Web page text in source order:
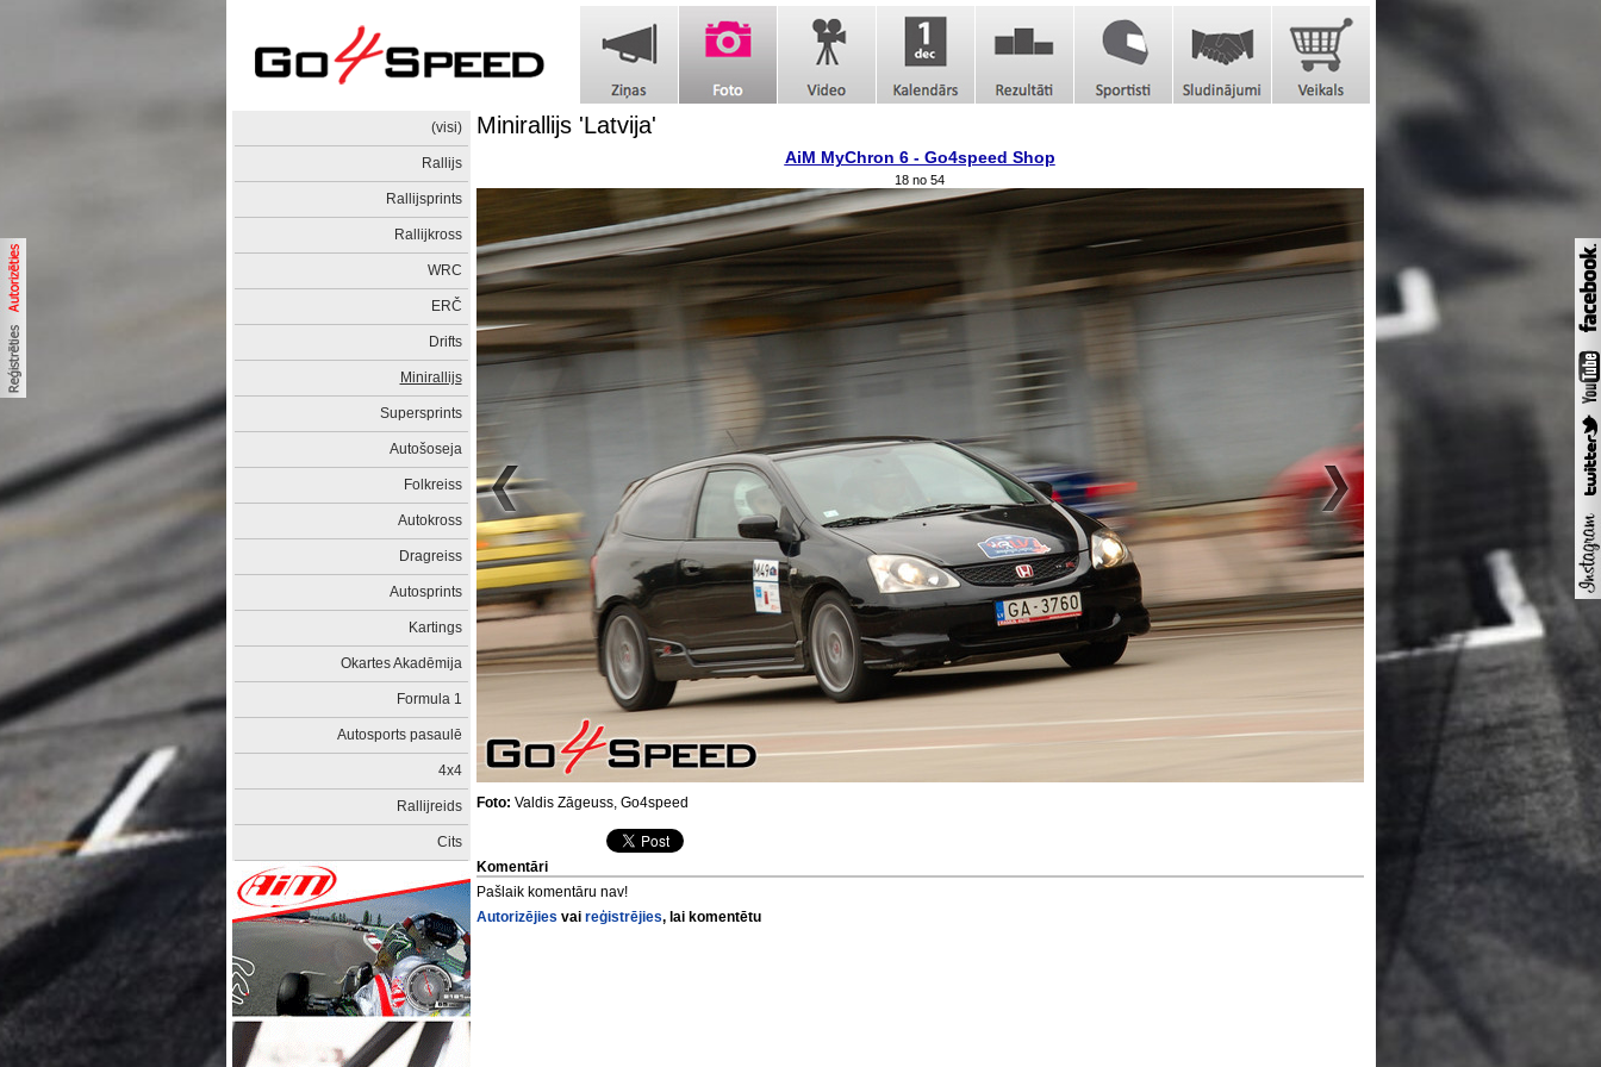
(visi)
Rallijs
Rallijsprints
Rallijkross
WRC
ERČ
Drifts
Minirallijs
Supersprints
Autošoseja
Folkreiss
Autokross
Dragreiss
Autosprints
Kartings
Okartes Akadēmija
Formula 1
Autosports pasaulē
4x4
Rallijreids
Cits
Minirallijs 'Latvija'
AiM MyChron 6 - Go4speed Shop
18 no 54
Foto: Valdis Zāgeuss, Go4speed
Komentāri
Pašlaik komentāru nav!
Autorizējies vai reģistrējies, lai komentētu